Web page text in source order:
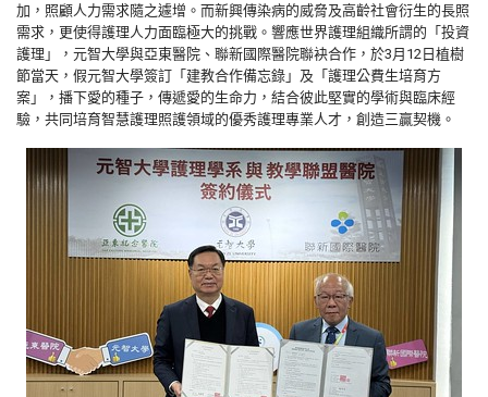
加，照顧人力需求隨之遽增。而新興傳染病的威脅及高齡社會衍生的長照
需求，更使得護理人力面臨極大的挑戰。響應世界護理組織所謂的「投資
護理」，元智大學與亞東醫院、聯新國際醫院聯袂合作，於3月12日植樹
節當天，假元智大學簽訂「建教合作備忘錄」及「護理公費生培育方
案」，播下愛的種子，傳遞愛的生命力，結合彼此堅實的學術與臨床經
驗，共同培育智慧護理照護領域的優秀護理專業人才，創造三贏契機。